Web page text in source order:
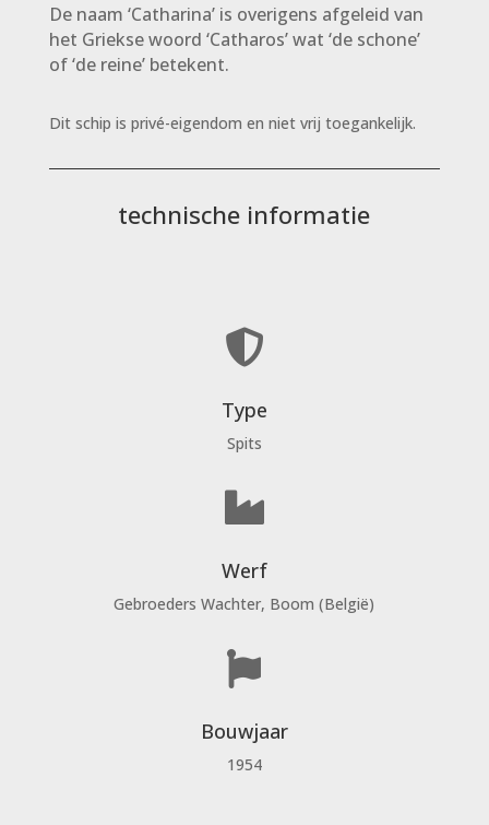
De naam ‘Catharina’ is overigens afgeleid van
het Griekse woord ‘Catharos’ wat ‘de schone’
of ‘de reine’ betekent.
Dit schip is privé-eigendom en niet vrij toegankelijk.
technische informatie

Type
Spits

Werf
Gebroeders Wachter, Boom (België)

Bouwjaar
1954